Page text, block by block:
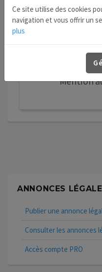
de
social au
Joigny, à
04/05/
Mention
ANNONCES
Publier une annonce
Consulter les annonces
Accès compte PRO
Ce site utilise des cookies
navigation et vous offrir un
plus